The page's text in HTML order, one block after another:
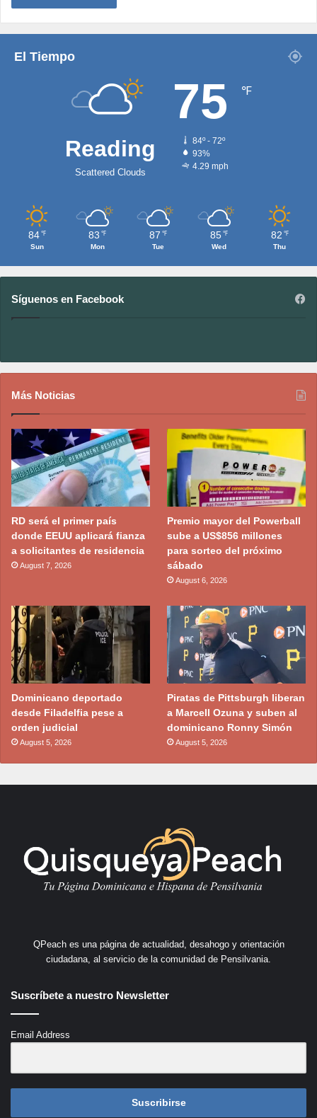
El Tiempo
Reading
Scattered Clouds
75 ℉
84º - 72º
93%
4.29 mph
84 ℉
Sun
83 ℉
Mon
87 ℉
Tue
85 ℉
Wed
82 ℉
Thu
Síguenos en Facebook
Más Noticias
RD será el primer país
donde EEUU aplicará fianza
a solicitantes de residencia
August 7, 2026
Premio mayor del Powerball
sube a US$856 millones
para sorteo del próximo
sábado
August 6, 2026
Dominicano deportado
desde Filadelfia pese a
orden judicial
August 5, 2026
Piratas de Pittsburgh liberan
a Marcell Ozuna y suben al
dominicano Ronny Simón
August 5, 2026
QPeach es una página de actualidad, desahogo y orientación
ciudadana, al servicio de la comunidad de Pensilvania.
Suscríbete a nuestro Newsletter
Email Address
Suscribirse